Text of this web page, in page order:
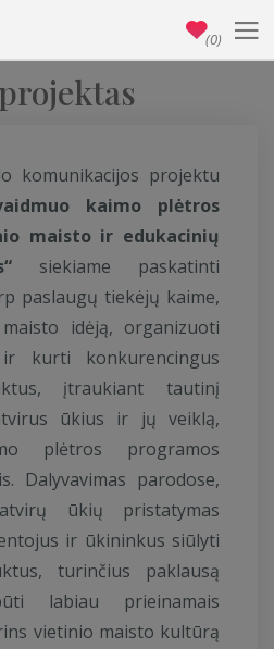
komunikacijos projektu
kaimo plėtros
maisto ir edukacinių
“ siekiame paskatinti
paslaugų tiekėjų kaime,
idėją, organizuoti
ir kurti konkurencingus
įtraukiant tautinį
ūkius ir jų veiklą,
plėtros programos
Dalyvavimas parodose,
ūkių pristatymas
ir ūkininkus siūlyti
turinčius paklausą
labiau prieinamais
vietinio maisto kultūrą
(0)